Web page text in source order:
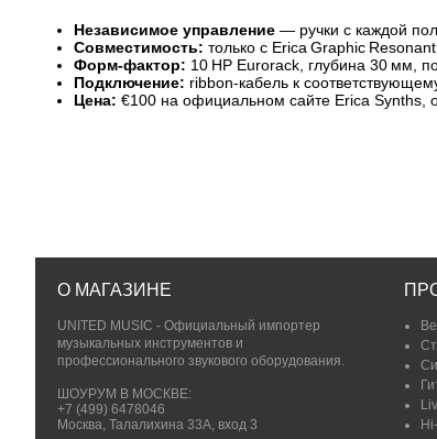
Независимое управление — ручки с каждой
Совместимость: только с Erica Graphic
Форм‑фактор: 10 HP Eurorack, глубина 30 мм,
Подключение: ribbon‑кабель к
Цена: €100 на официальном сайте Erica Synths,
О МАГАЗИНЕ
UNITED MUSIC - Официальный импортер
музыкальных инструментов и
профессионального звукового оборудования.
ШОУРУМ В МОСКВЕ:
+7 (499) 6478046
Москва, Талалихина 33А, вход 3